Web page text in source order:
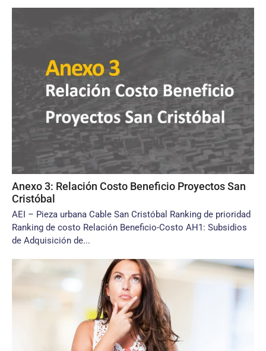
Anexo 3: Relación Costo Beneficio Proyectos San
Cristóbal
AEI – Pieza urbana Cable San Cristóbal Ranking de prioridad
Ranking de costo Relación Beneficio-Costo AH1: Subsidios
de Adquisición de...